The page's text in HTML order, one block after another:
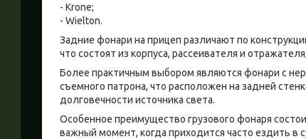
- Krone;
- Wielton.
Задние фонари на прицеп различают по
что состоят из корпуса, рассеивателя и
Более практичным выбором являются фонари с
съемного патрона, что расположен на задней
долговечности источника света.
Особенное преимущество грузового фонаря
важный момент, когда приходится часто ездить в